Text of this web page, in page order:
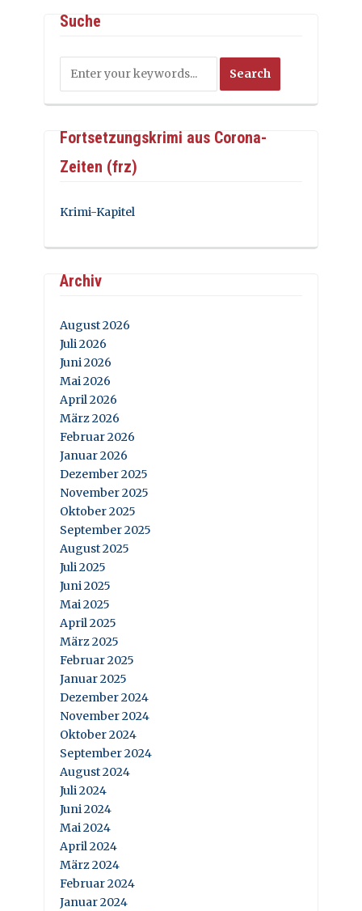
Suche
Fortsetzungskrimi aus Corona-
Zeiten (frz)
Krimi-Kapitel
Archiv
August 2026
Juli 2026
Juni 2026
Mai 2026
April 2026
März 2026
Februar 2026
Januar 2026
Dezember 2025
November 2025
Oktober 2025
September 2025
August 2025
Juli 2025
Juni 2025
Mai 2025
April 2025
März 2025
Februar 2025
Januar 2025
Dezember 2024
November 2024
Oktober 2024
September 2024
August 2024
Juli 2024
Juni 2024
Mai 2024
April 2024
März 2024
Februar 2024
Januar 2024